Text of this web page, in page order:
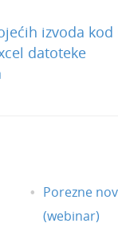
izvoda kod
datoteke
Porezne
(webinar)